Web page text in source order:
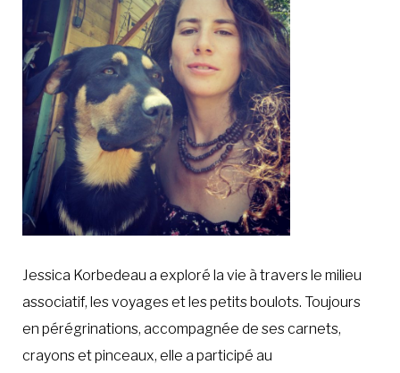
À LA POINTE DE LA PROFESSION
À PROPOS DEVENIR MEMBRE
Jessica Korbedeau a exploré la vie à travers le milieu
associatif, les voyages et les petits boulots. Toujours
en pérégrinations, accompagnée de ses carnets,
crayons et pinceaux, elle a participé au